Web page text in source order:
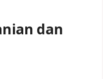
dan